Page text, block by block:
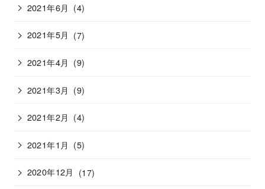
2021年6月 (4)
2021年5月 (7)
2021年4月 (9)
2021年3月 (9)
2021年2月 (4)
2021年1月 (5)
2020年12月 (17)